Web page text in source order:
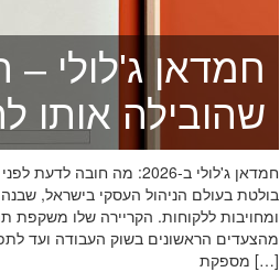
חמדאן ג'לולי
שהובילה אותו
חמדאן ג'לולי ב-2026: מה
בולטת בעולם הניהול העסקי בישראל,
ומחויבות ללקוחות. הקריירה שלו משקפת
מהצעדים הראשונים בשוק העבודה ועד
מספקת […]